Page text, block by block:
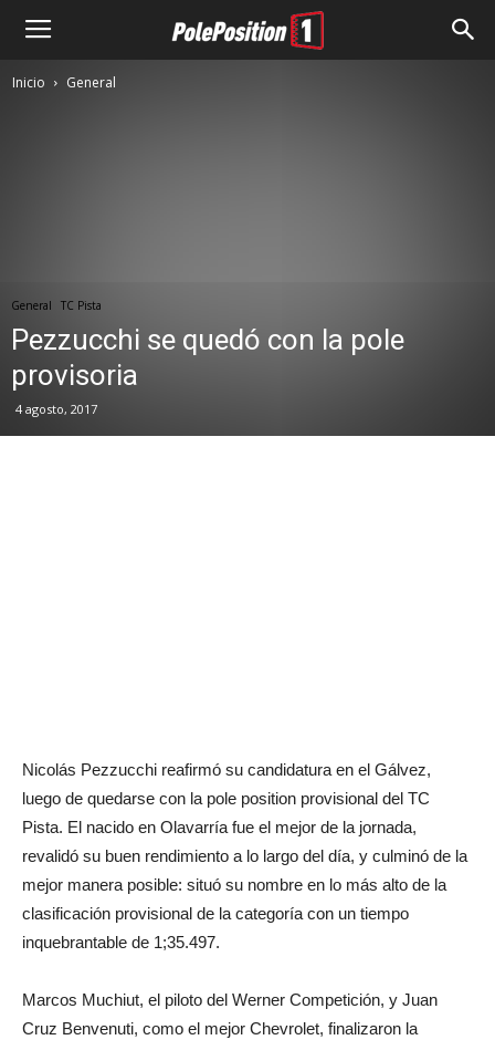
Inicio General
General TC Pista
Pezzucchi se quedó con la pole
provisoria
4 agosto, 2017
Nicolás Pezzucchi reafirmó su candidatura en el Gálvez,
luego de quedarse con la pole position provisional del TC
Pista. El nacido en Olavarría fue el mejor de la jornada,
revalidó su buen rendimiento a lo largo del día, y culminó de la
mejor manera posible: situó su nombre en lo más alto de la
clasificación provisional de la categoría con un tiempo
inquebrantable de 1;35.497.
Marcos Muchiut, el piloto del Werner Competición, y Juan
Cruz Benvenuti, como el mejor Chevrolet, finalizaron la